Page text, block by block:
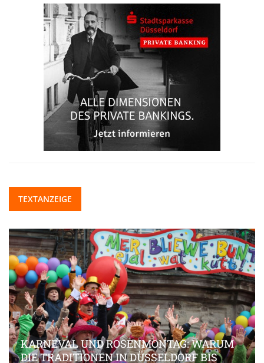
TEXTANZEIGE
KARNEVAL UND ROSENMONTAG: WARUM
DIE TRADITIONEN IN DÜSSELDORF BIS